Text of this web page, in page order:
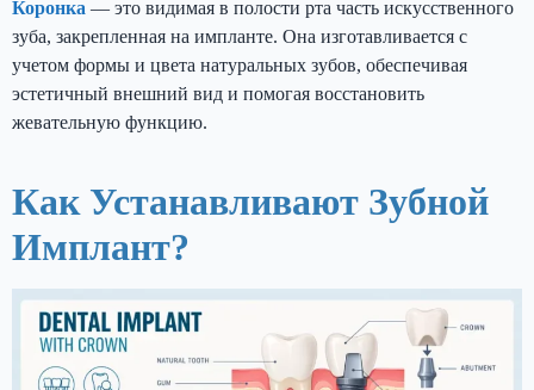
Коронка — это видимая в полости рта часть искусственного
зуба, закрепленная на импланте. Она изготавливается с
учетом формы и цвета натуральных зубов, обеспечивая
эстетичный внешний вид и помогая восстановить
жевательную функцию.
Как Устанавливают Зубной
Имплант?